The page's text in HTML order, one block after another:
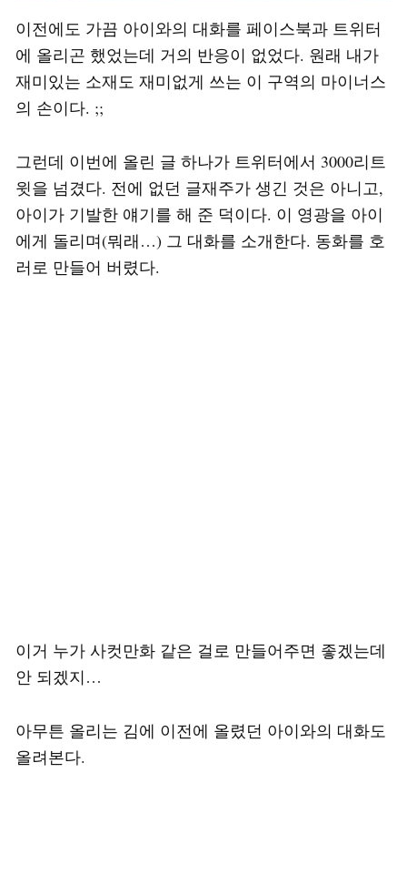
이전에도 가끔 아이와의 대화를 페이스북과 트위터
에 올리곤 했었는데 거의 반응이 없었다. 원래 내가
재미있는 소재도 재미없게 쓰는 이 구역의 마이너스
의 손이다. ;;
그런데 이번에 올린 글 하나가 트위터에서 3000리트
윗을 넘겼다. 전에 없던 글재주가 생긴 것은 아니고,
아이가 기발한 얘기를 해 준 덕이다. 이 영광을 아이
에게 돌리며(뭐래…) 그 대화를 소개한다. 동화를 호
러로 만들어 버렸다.
이거 누가 사컷만화 같은 걸로 만들어주면 좋겠는데
안 되겠지…
아무튼 올리는 김에 이전에 올렸던 아이와의 대화도
올려본다.